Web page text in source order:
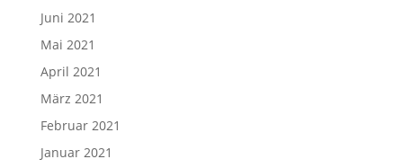
Juni 2021
Mai 2021
April 2021
März 2021
Februar 2021
Januar 2021